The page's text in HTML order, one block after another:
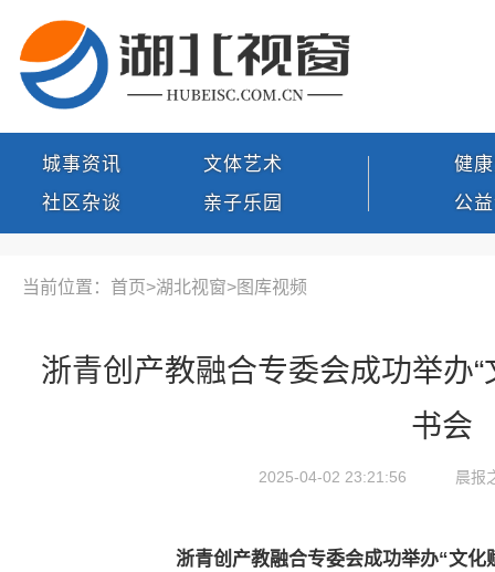
城事资讯
社区杂谈
文体艺术
亲子乐园
健
公
当前位置：首页>湖北视窗>图库视频
浙青创产教融合专委会成功举办
书会
2025-04-02 23:21:56 晨报
浙青创产教融合专委会成功举办“文化